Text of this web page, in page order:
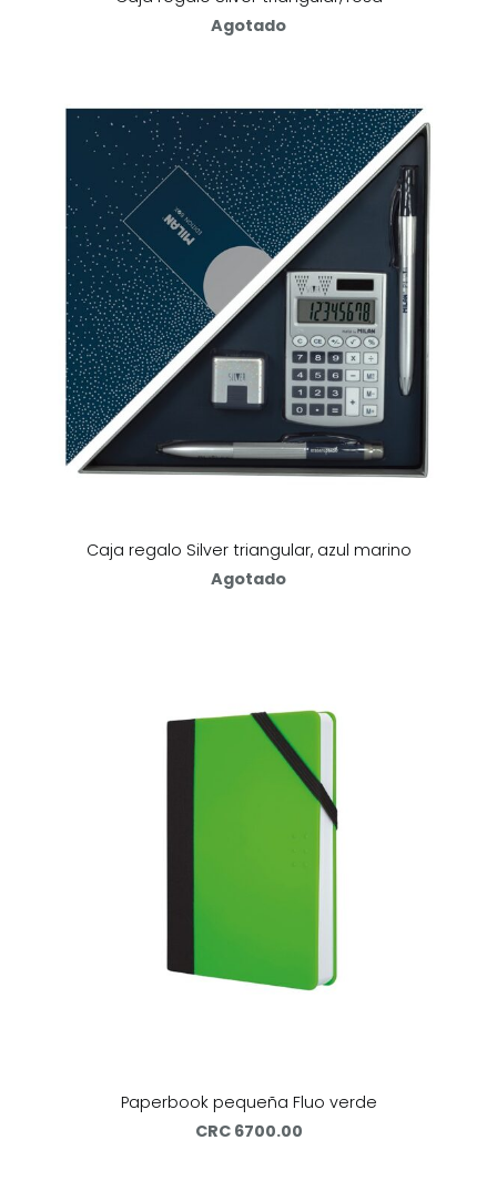
Agotado
Caja regalo Silver triangular, azul marino
Agotado
Paperbook pequeña Fluo verde
CRC 6700.00